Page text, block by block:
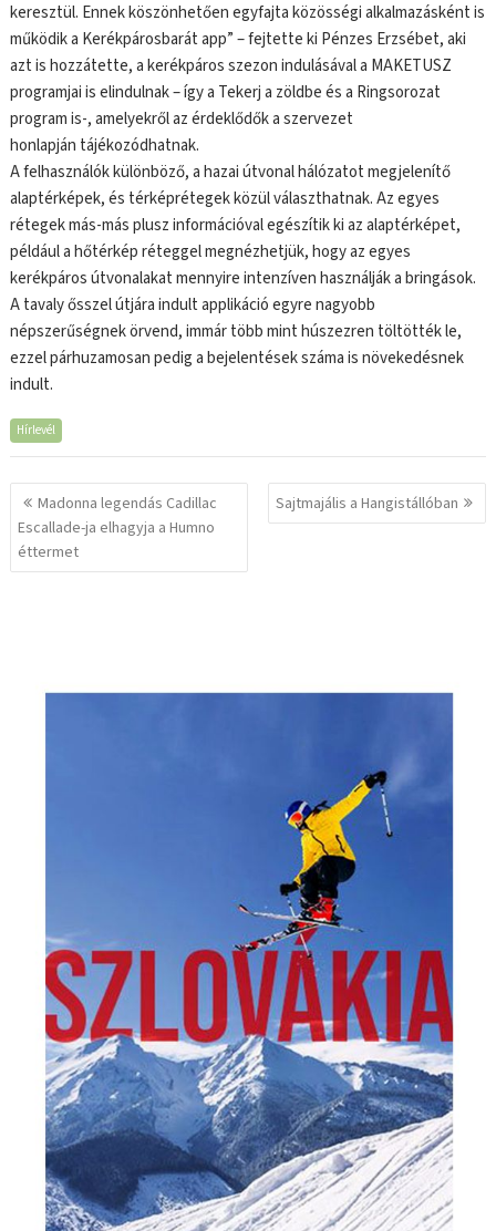
keresztül. Ennek köszönhetően egyfajta közösségi alkalmazásként is
működik a Kerékpárosbarát app” – fejtette ki Pénzes Erzsébet, aki
azt is hozzátette, a kerékpáros szezon indulásával a MAKETUSZ
programjai is elindulnak – így a Tekerj a zöldbe és a Ringsorozat
program is-, amelyekről az érdeklődők a szervezet
honlapján tájékozódhatnak.
A felhasználók különböző, a hazai útvonal hálózatot megjelenítő
alaptérképek, és térképrétegek közül választhatnak. Az egyes
rétegek más-más plusz információval egészítik ki az alaptérképet,
például a hőtérkép réteggel megnézhetjük, hogy az egyes
kerékpáros útvonalakat mennyire intenzíven használják a bringások.
A tavaly ősszel útjára indult applikáció egyre nagyobb
népszerűségnek örvend, immár több mint húszezren töltötték le,
ezzel párhuzamosan pedig a bejelentések száma is növekedésnek
indult.
Hírlevél
Bejegyzés
navigáció
Madonna legendás Cadillac
Escallade-ja elhagyja a Humno
éttermet
Sajtmajális a Hangistállóban